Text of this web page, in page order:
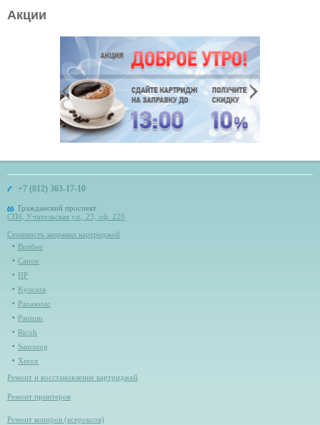
Акции
+7 (812) 363-17-10
Гражданский проспект
СПб, Учительская ул., 23, оф. 220
Стоимость заправки картриджей
Brother
Canon
HP
Kyocera
Panasonic
Pantum
Ricoh
Samsung
Xerox
Ремонт и восстановление картриджей
Ремонт принтеров
Ремонт копиров (ксероксов)